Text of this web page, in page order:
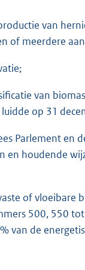
van
of meerdere
van
op 31
Parlement en
en houdende
of vloeibare
500, 550
van de